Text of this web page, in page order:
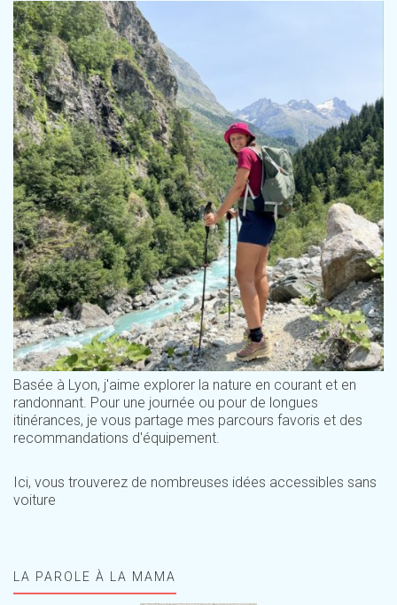
Basée à Lyon, j'aime explorer la nature en courant et en
randonnant. Pour une journée ou pour de longues
itinérances, je vous partage mes parcours favoris et des
recommandations d'équipement.
Ici, vous trouverez de nombreuses idées accessibles sans
voiture
LA PAROLE À LA MAMA